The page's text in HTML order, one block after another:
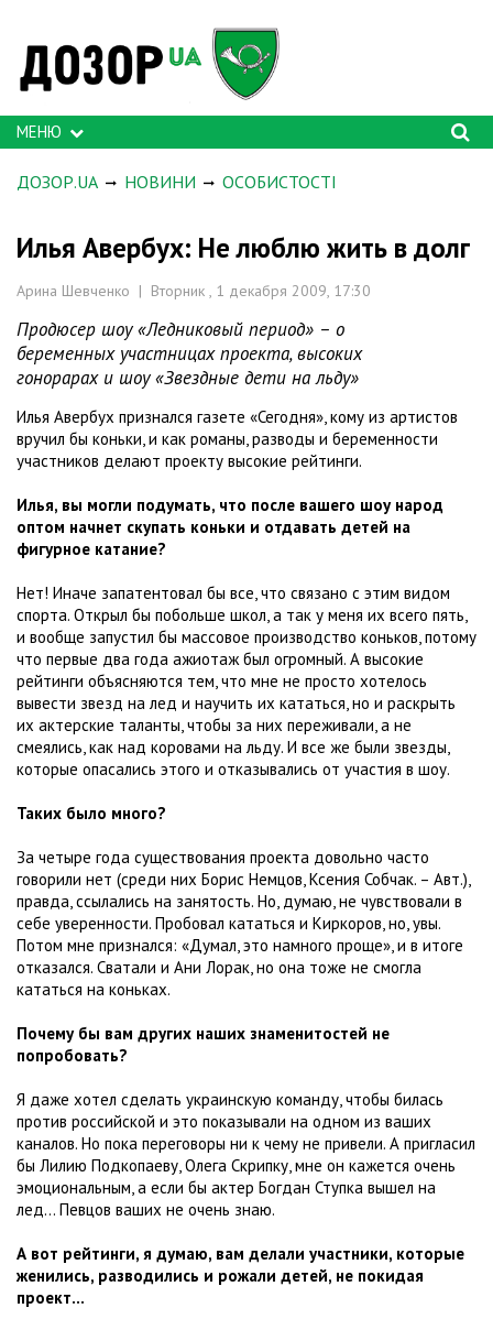
МЕНЮ
ДОЗОР.UA НОВИНИ ОСОБИСТОСТІ
Илья Авербух: Не люблю жить в долг
Арина Шевченко | Вторник , 1 декабря 2009, 17:30
Продюсер шоу «Ледниковый период» – о
беременных участницах проекта, высоких
гонорарах и шоу «Звездные дети на льду»
Илья Авербух признался газете «Сегодня», кому из артистов
вручил бы коньки, и как романы, разводы и беременности
участников делают проекту высокие рейтинги.
Илья, вы могли подумать, что после вашего шоу народ
оптом начнет скупать коньки и отдавать детей на
фигурное катание?
Нет! Иначе запатентовал бы все, что связано с этим видом
спорта. Открыл бы побольше школ, а так у меня их всего пять,
и вообще запустил бы массовое производство коньков, потому
что первые два года ажиотаж был огромный. А высокие
рейтинги объясняются тем, что мне не просто хотелось
вывести звезд на лед и научить их кататься, но и раскрыть
их актерские таланты, чтобы за них переживали, а не
смеялись, как над коровами на льду. И все же были звезды,
которые опасались этого и отказывались от участия в шоу.
Таких было много?
За четыре года существования проекта довольно часто
говорили нет (среди них Борис Немцов, Ксения Собчак. – Авт.),
правда, ссылались на занятость. Но, думаю, не чувствовали в
себе уверенности. Пробовал кататься и Киркоров, но, увы.
Потом мне признался: «Думал, это намного проще», и в итоге
отказался. Сватали и Ани Лорак, но она тоже не смогла
кататься на коньках.
Почему бы вам других наших знаменитостей не
попробовать?
Я даже хотел сделать украинскую команду, чтобы билась
против российской и это показывали на одном из ваших
каналов. Но пока переговоры ни к чему не привели. А пригласил
бы Лилию Подкопаеву, Олега Скрипку, мне он кажется очень
эмоциональным, а если бы актер Богдан Ступка вышел на
лед... Певцов ваших не очень знаю.
А вот рейтинги, я думаю, вам делали участники, которые
женились, разводились и рожали детей, не покидая
проект…